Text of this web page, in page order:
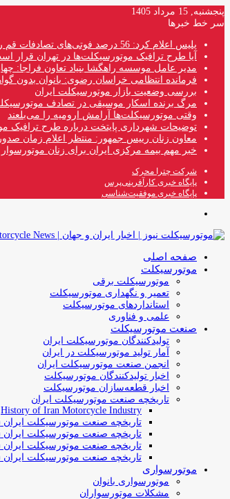
پنجشنبه, 15 مرداد 1405
سر خط خبرها
پلیس اعلام کرد: 56 درصد فوتی‌های تصادفات قم را راکبان موتورسیکلت تشکیل می‌دهند
آیا طرح ترافیک موتورسیکلت‌ها در تهران قرار
مدیر عامل موسسه راهگشا بنیاد تعاون فراجا:
فرمانده انتظامی خراسان رضوی: بانوان بدون
بررسی وضعیت بازار موتورسیکلت ایران
مرگ برنده اسکار موسیقی در تصادف
وقتی موتورسیکلت‌ها آرامش ارومیه را می‌بلعند
توضیحات شهرداری پایتخت درباره طرح ترافیک
معاون زنان رییس جمهور: منتظر اعلام زمان
خبر مهم بیمه مرکزی ایران برای زنان موتورسوار
شرکت چترا محرک
پایگاه خبری کارآفرینی‌پرس
پایگاه خبری موفقیت‌شناسی
صفحه اصلی
موتورسیکلت
موتورسیکلت برقی
تعمیر و نگهداری موتورسیکلت
استانداردهای موتورسیکلت
علمی و فناوری
صنعت موتورسیکلت
تولیدکنندگان موتورسیکلت ایران
آمار تولید موتورسیکلت در ایران
انجمن صنعت موتورسیکلت ایران
اخبار تولیدکنندگان موتورسیکلت
اخبار قطعه‌سازان موتورسیکلت
تاریخچه صنعت موتورسیکلت ایران
History of Iran Motorcycle Industry
تاریخچه صنعت موتورسیکلت
تاریخچه صنعت موتورسیکلت
تاریخچه صنعت موتورسیکلت
تاریخچه صنعت موتورسیکلت
موتورسواری
موتورسواری بانوان
مشکلات موتورسواران